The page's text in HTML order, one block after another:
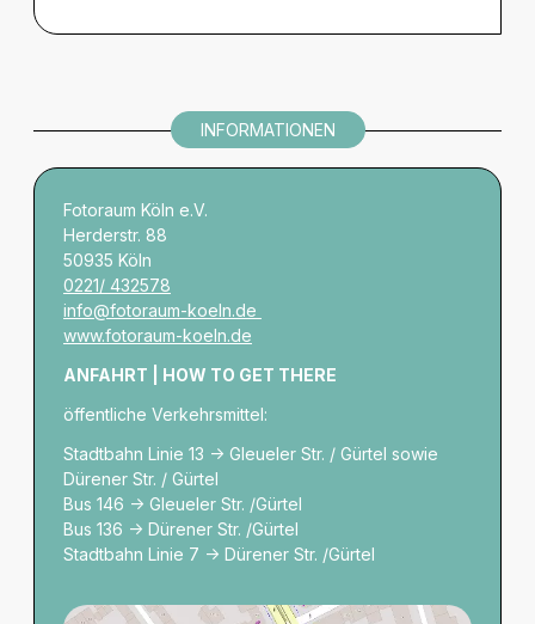
INFORMATIONEN
Fotoraum Köln e.V.
Herderstr. 88
50935 Köln
0221/ 432578
info@fotoraum-koeln.de
www.fotoraum-koeln.de
ANFAHRT | HOW TO GET THERE
öffentliche Verkehrsmittel:
Stadtbahn Linie 13 -> Gleueler Str. / Gürtel sowie
Dürener Str. / Gürtel
Bus 146 -> Gleueler Str. /Gürtel
Bus 136 -> Dürener Str. /Gürtel
Stadtbahn Linie 7 -> Dürener Str. /Gürtel